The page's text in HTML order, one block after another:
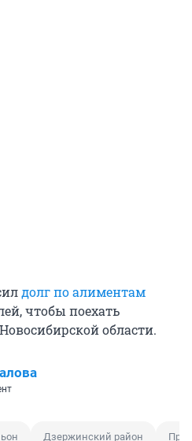
долг по алиментам
чтобы поехать
области.
Дзержинский район